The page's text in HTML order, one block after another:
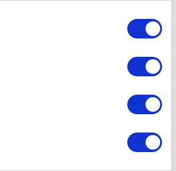
tillatt